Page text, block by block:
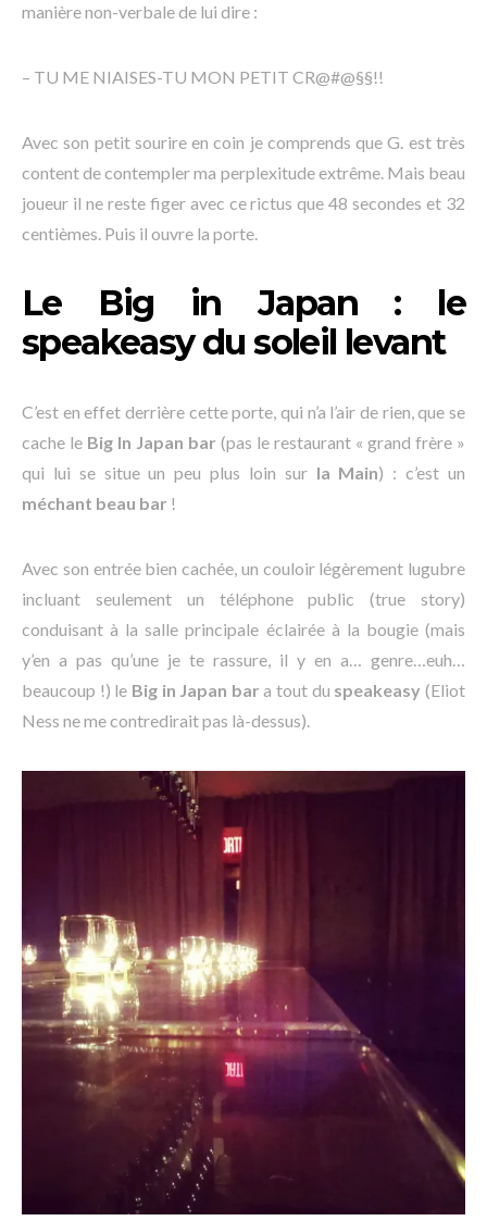
manière non-verbale de lui dire :
– TU ME NIAISES-TU MON PETIT CR@#@§§!!
Avec son petit sourire en coin je comprends que G. est très
content de contempler ma perplexitude extrême. Mais beau
joueur il ne reste figer avec ce rictus que 48 secondes et 32
centièmes. Puis il ouvre la porte.
Le Big in Japan : le
speakeasy du soleil levant
C’est en effet derrière cette porte, qui n’a l’air de rien, que se
cache le Big In Japan bar (pas le restaurant « grand frère »
qui lui se situe un peu plus loin sur la Main) : c’est un
méchant beau bar !
Avec son entrée bien cachée, un couloir légèrement lugubre
incluant seulement un téléphone public (true story)
conduisant à la salle principale éclairée à la bougie (mais
y’en a pas qu’une je te rassure, il y en a… genre…euh…
beaucoup !) le Big in Japan bar a tout du speakeasy (Eliot
Ness ne me contredirait pas là-dessus).